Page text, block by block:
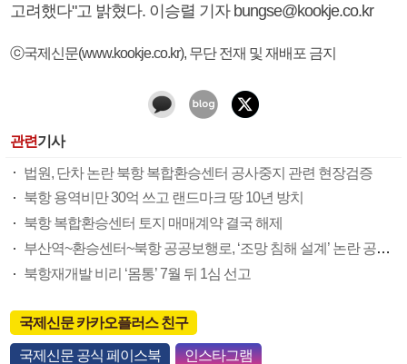
고려했다"고 밝혔다. 이승렬 기자 bungse@kookje.co.kr
ⓒ국제신문(www.kookje.co.kr), 무단 전재 및 재배포 금지
관련기사
법원, 단차 논란 북항 복합환승센터 공사중지 관련 현장검증
북항 용역비만 30억 쓰고 랜드마크 땅 10년 방치
북항 복합환승센터 토지 매매계약 결국 해제
부산역~환승센터~북항 공공보행로, ‘조망 침해 설계’ 논란 공사중단 위기
북항재개발 비리 ‘몸통’ 7월 뒤 1심 선고
국제신문 카카오플러스 친구
국제신문 공식 페이스북 인스타그램